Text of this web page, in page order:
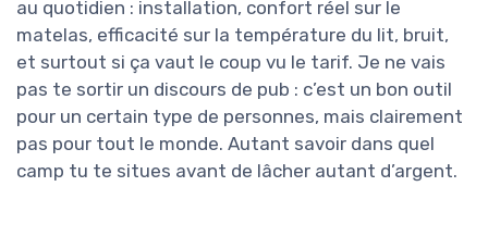
au quotidien : installation, confort réel sur le
matelas, efficacité sur la température du lit, bruit,
et surtout si ça vaut le coup vu le tarif. Je ne vais
pas te sortir un discours de pub : c’est un bon outil
pour un certain type de personnes, mais clairement
pas pour tout le monde. Autant savoir dans quel
camp tu te situes avant de lâcher autant d’argent.